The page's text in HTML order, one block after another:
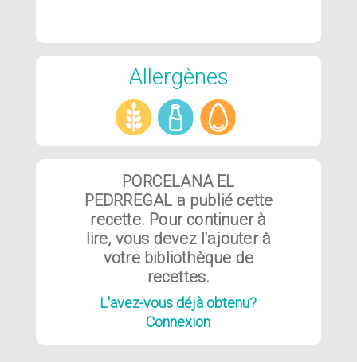
Allergènes
PORCELANA EL
PEDRREGAL a publié cette
recette. Pour continuer à
lire, vous devez l'ajouter à
votre bibliothèque de
recettes.
L'avez-vous déjà obtenu?
Connexion